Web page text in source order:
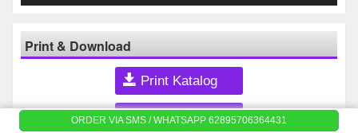
Print & Download
Print Katalog
Price List
ORDER VIA SMS / WHATSAPP 62895706364431